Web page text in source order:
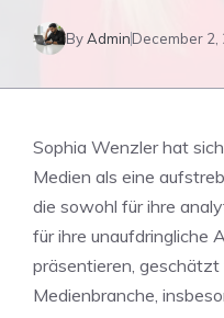
ByAdminDecember 2,
Sophia Wenzler hat
Medien als eine
die sowohl für ihre
für ihre unaufdringliche
präsentieren, geschätzt
Medienbranche,